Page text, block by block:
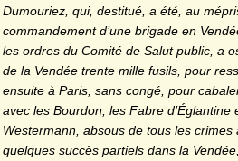
Dumouriez, qui, destitué, a été, au
commandement d’une brigade en
les ordres du Comité de Salut public, a
de la Vendée trente mille fusils, pour
ensuite à Paris, sans congé, pour
avec les Bourdon, les Fabre d’Églantine
Westermann, absous de tous les
quelques succès partiels dans la